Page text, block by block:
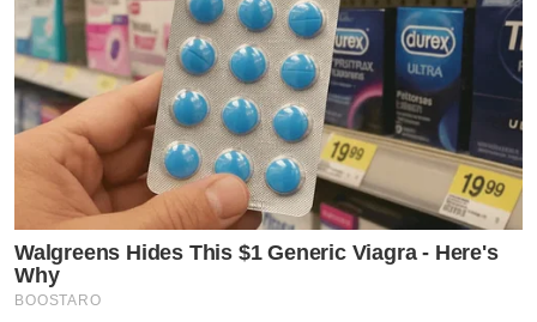
Walgreens Hides This $1 Generic Viagra - Here's
Why
BOOSTARO